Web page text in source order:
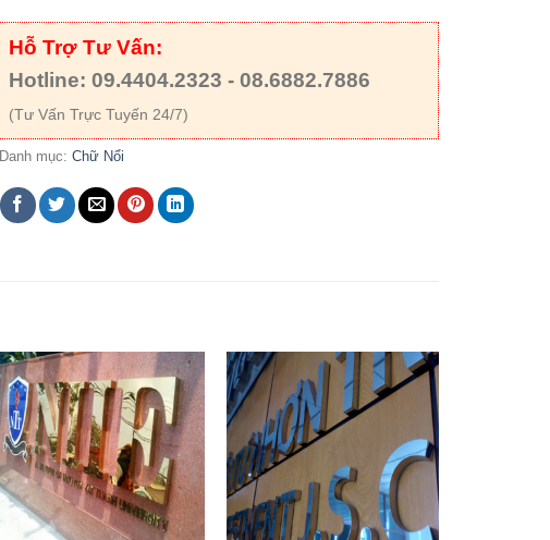
Hỗ Trợ Tư Vấn:
Hotline: 09.4404.2323 - 08.6882.7886
(Tư Vấn Trực Tuyến 24/7)
Danh mục: Chữ Nổi